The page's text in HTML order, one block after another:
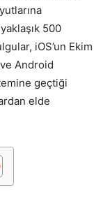
500
iOS’un Ekim
ve Android
geçtiği
elde